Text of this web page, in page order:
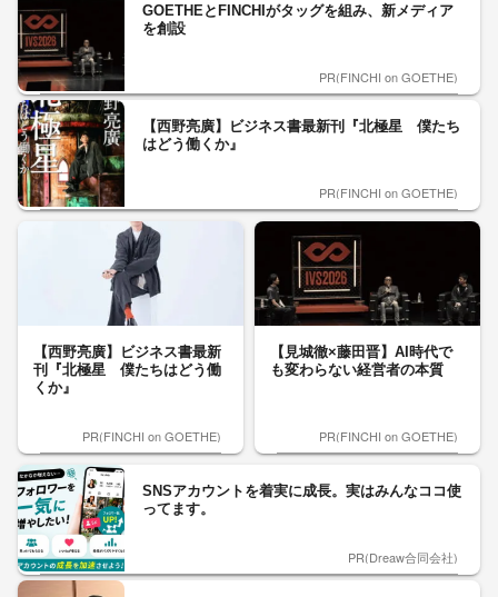
GOETHEとFINCHIがタッグを組み、新メディア
を創設
PR(FINCHI on GOETHE)
【西野亮廣】ビジネス書最新刊『北極星 僕たち
はどう働くか』
PR(FINCHI on GOETHE)
【西野亮廣】ビジネス書最新
刊『北極星 僕たちはどう働
くか』
PR(FINCHI on GOETHE)
【見城徹×藤田晋】AI時代で
も変わらない経営者の本質
PR(FINCHI on GOETHE)
SNSアカウントを着実に成長。実はみんなココ使
ってます。
PR(Dreaw合同会社)